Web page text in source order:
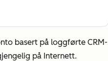
basert på loggførte CRM-
på Internett.